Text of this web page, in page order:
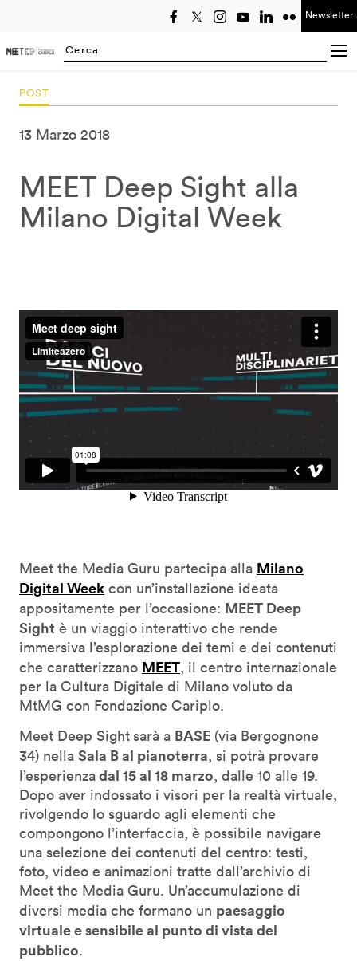
Newsletter
Searching...
POST
13 Marzo 2018
MEET Deep Sight alla
Milano Digital Week
Meet the Media Guru partecipa alla Milano
Digital Week con un’installazione ideata
appositamente per l’occasione: MEET Deep
Sight è un viaggio interattivo che rende
immersiva l’esplorazione dei temi e dei contenuti
che caratterizzano MEET, il centro internazionale
per la Cultura Digitale di Milano voluto da
MtMG con Fondazione Cariplo.
Meet Deep Sightsarà a BASE (via Bergognone
34) nella Sala B al pianoterra, si potrà provare
l’esperienzadal 15 al 18 marzo, dalle 10 alle 19.
Dopo aver indossato i visori per la realtà virtuale,
rivolgendo lo sguardo agli elementi che
compongono l’interfaccia, è possibile navigare
una selezione dei contenuti del centro: testi,
foto, video e animazioni tratte dall’archivio di
Meet the Media Guru. Un’accumulazione di
diversi media che formano un paesaggio
virtuale e sensibile al punto di vista del
pubblico.